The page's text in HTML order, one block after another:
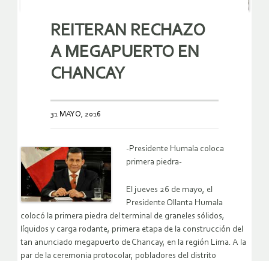
REITERAN RECHAZO
A MEGAPUERTO EN
CHANCAY
31 MAYO, 2016
-Presidente Humala coloca
primera piedra-
El jueves 26 de mayo, el
Presidente Ollanta Humala
colocó la primera piedra del terminal de graneles sólidos,
líquidos y carga rodante, primera etapa de la construcción del
tan anunciado megapuerto de Chancay, en la región Lima. A la
par de la ceremonia protocolar, pobladores del distrito